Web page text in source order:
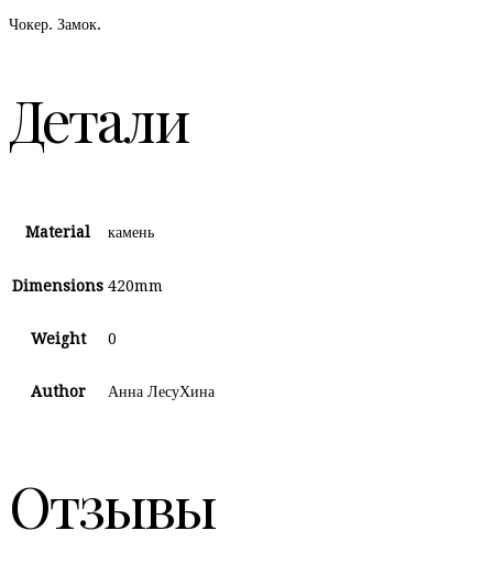
Чокер. Замок.
Детали
Material камень
Dimensions 420mm
Weight 0
Author Анна ЛесуХина
Отзывы